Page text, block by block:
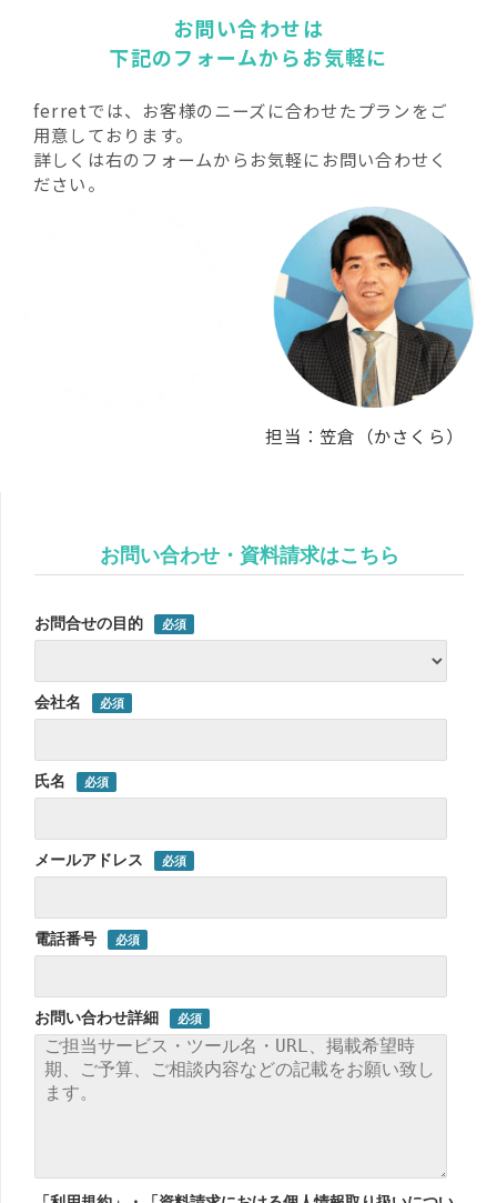
お問い合わせは
下記のフォームからお気軽に
ferretでは、お客様のニーズに合わせたプランをご
用意しております。
詳しくは右のフォームからお気軽にお問い合わせく
ださい。
担当：笠倉（かさくら）
お問い合わせ・資料請求はこちら
お問合せの目的
会社名
氏名
メールアドレス
電話番号
お問い合わせ詳細